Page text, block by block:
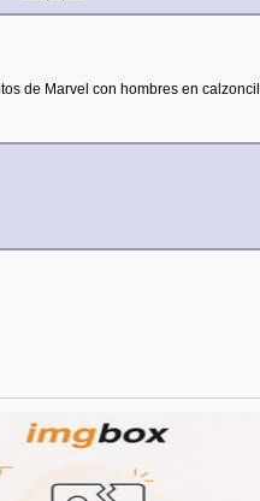
de Marvel con hombres en